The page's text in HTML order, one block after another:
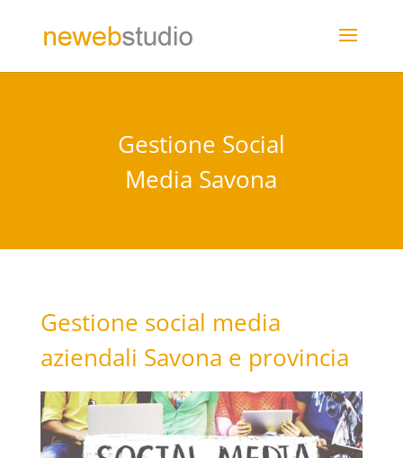
Gestione Social
Media Savona
Gestione social media
aziendali Savona e provincia